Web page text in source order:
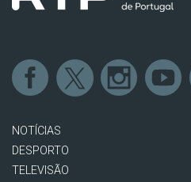
NOTÍCIAS
DESPORTO
TELEVISÃO